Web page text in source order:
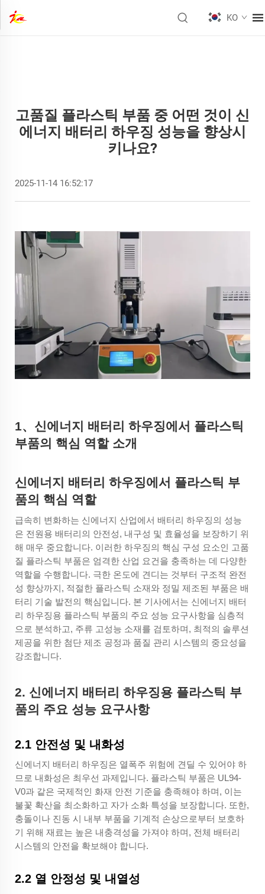
KO
고품질 플라스틱 부품 중 어떤 것이 신
에너지 배터리 하우징 성능을 향상시
키나요?
2025-11-14 16:52:17
1、 신에너지 배터리 하우징에서 플라스틱
부품의 핵심 역할 소개
신에너지 배터리 하우징에서 플라스틱 부
품의 핵심 역할
급속히 변화하는 신에너지 산업에서 배터리 하우징의 성능
은 전원용 배터리의 안전성, 내구성 및 효율성을 보장하기 위
해 매우 중요합니다. 이러한 하우징의 핵심 구성 요소인 고품
질 플라스틱 부품은 엄격한 산업 요건을 충족하는 데 다양한
역할을 수행합니다. 극한 온도에 견디는 것부터 구조적 완전
성 향상까지, 적절한 플라스틱 소재와 정밀 제조된 부품은 배
터리 기술 발전의 핵심입니다. 본 기사에서는 신에너지 배터
리 하우징용 플라스틱 부품의 주요 성능 요구사항을 심층적
으로 분석하고, 주류 고성능 소재를 검토하며, 최적의 솔루션
제공을 위한 첨단 제조 공정과 품질 관리 시스템의 중요성을
강조합니다.
2. 신에너지 배터리 하우징용 플라스틱 부
품의 주요 성능 요구사항
2.1 안전성 및 내화성
신에너지 배터리 하우징은 열폭주 위험에 견딜 수 있어야 하
므로 내화성은 최우선 과제입니다. 플라스틱 부품은 UL94-
V0과 같은 국제적인 화재 안전 기준을 충족해야 하며, 이는
불꽃 확산을 최소화하고 자가 소화 특성을 보장합니다. 또한,
충돌이나 진동 시 내부 부품을 기계적 손상으로부터 보호하
기 위해 재료는 높은 내충격성을 가져야 하며, 전체 배터리
시스템의 안전을 확보해야 합니다.
2.2 열 안정성 및 내열성